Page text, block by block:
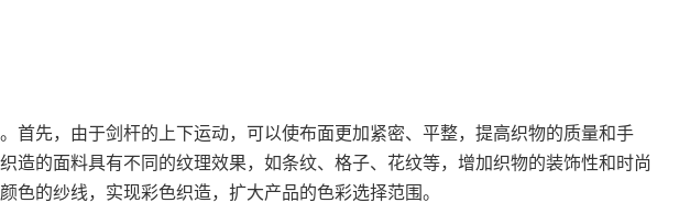
首先，由于剑杆的上下运动，可以使布面更加紧密、平整，提高织物的质量和手
造的面料具有不同的纹理效果，如条纹、格子、花纹等，增加织物的装饰性和时尚
色的纱线，实现彩色织造，扩大产品的色彩选择范围。